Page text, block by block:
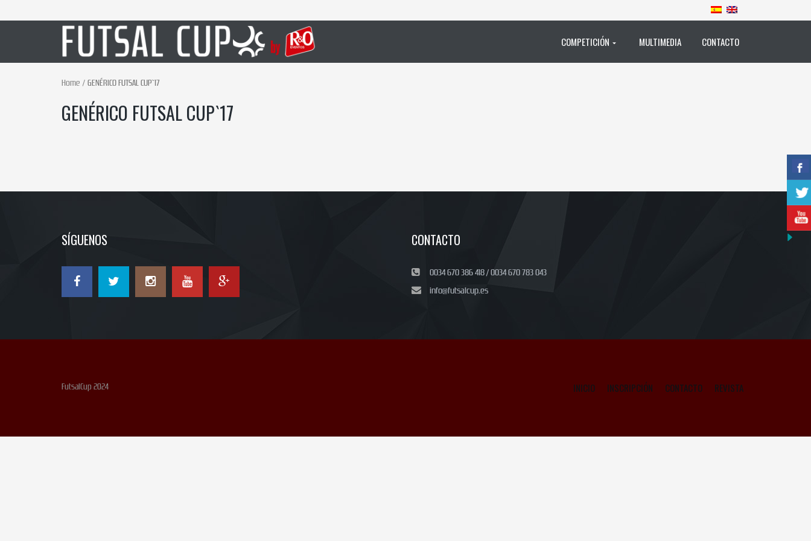
COMPETICIÓN MULTIMEDIA CONTACTO
Home GENÉRICO FUTSAL CUP`17
GENÉRICO FUTSAL CUP`17
SÍGUENOS CONTACTO
0034 670 386 418 / 0034 670 783 043
info@futsalcup.es
FutsalCup 2024 INICIO INSCRIPCIÓN CONTACTO REVISTA